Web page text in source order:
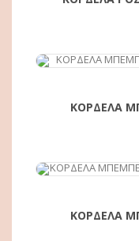
ΚΟΡΔΕΛΑ
ΚΟΡΔΕΛΑ